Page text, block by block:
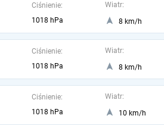
Ciśnienie:
1018 hPa
Wiatr:
8 km/h
Ciśnienie:
1018 hPa
Wiatr:
8 km/h
Ciśnienie:
1018 hPa
Wiatr:
10 km/h